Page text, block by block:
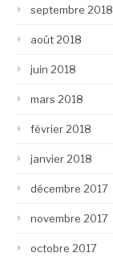
septembre 2018
août 2018
juin 2018
mars 2018
février 2018
janvier 2018
décembre 2017
novembre 2017
octobre 2017